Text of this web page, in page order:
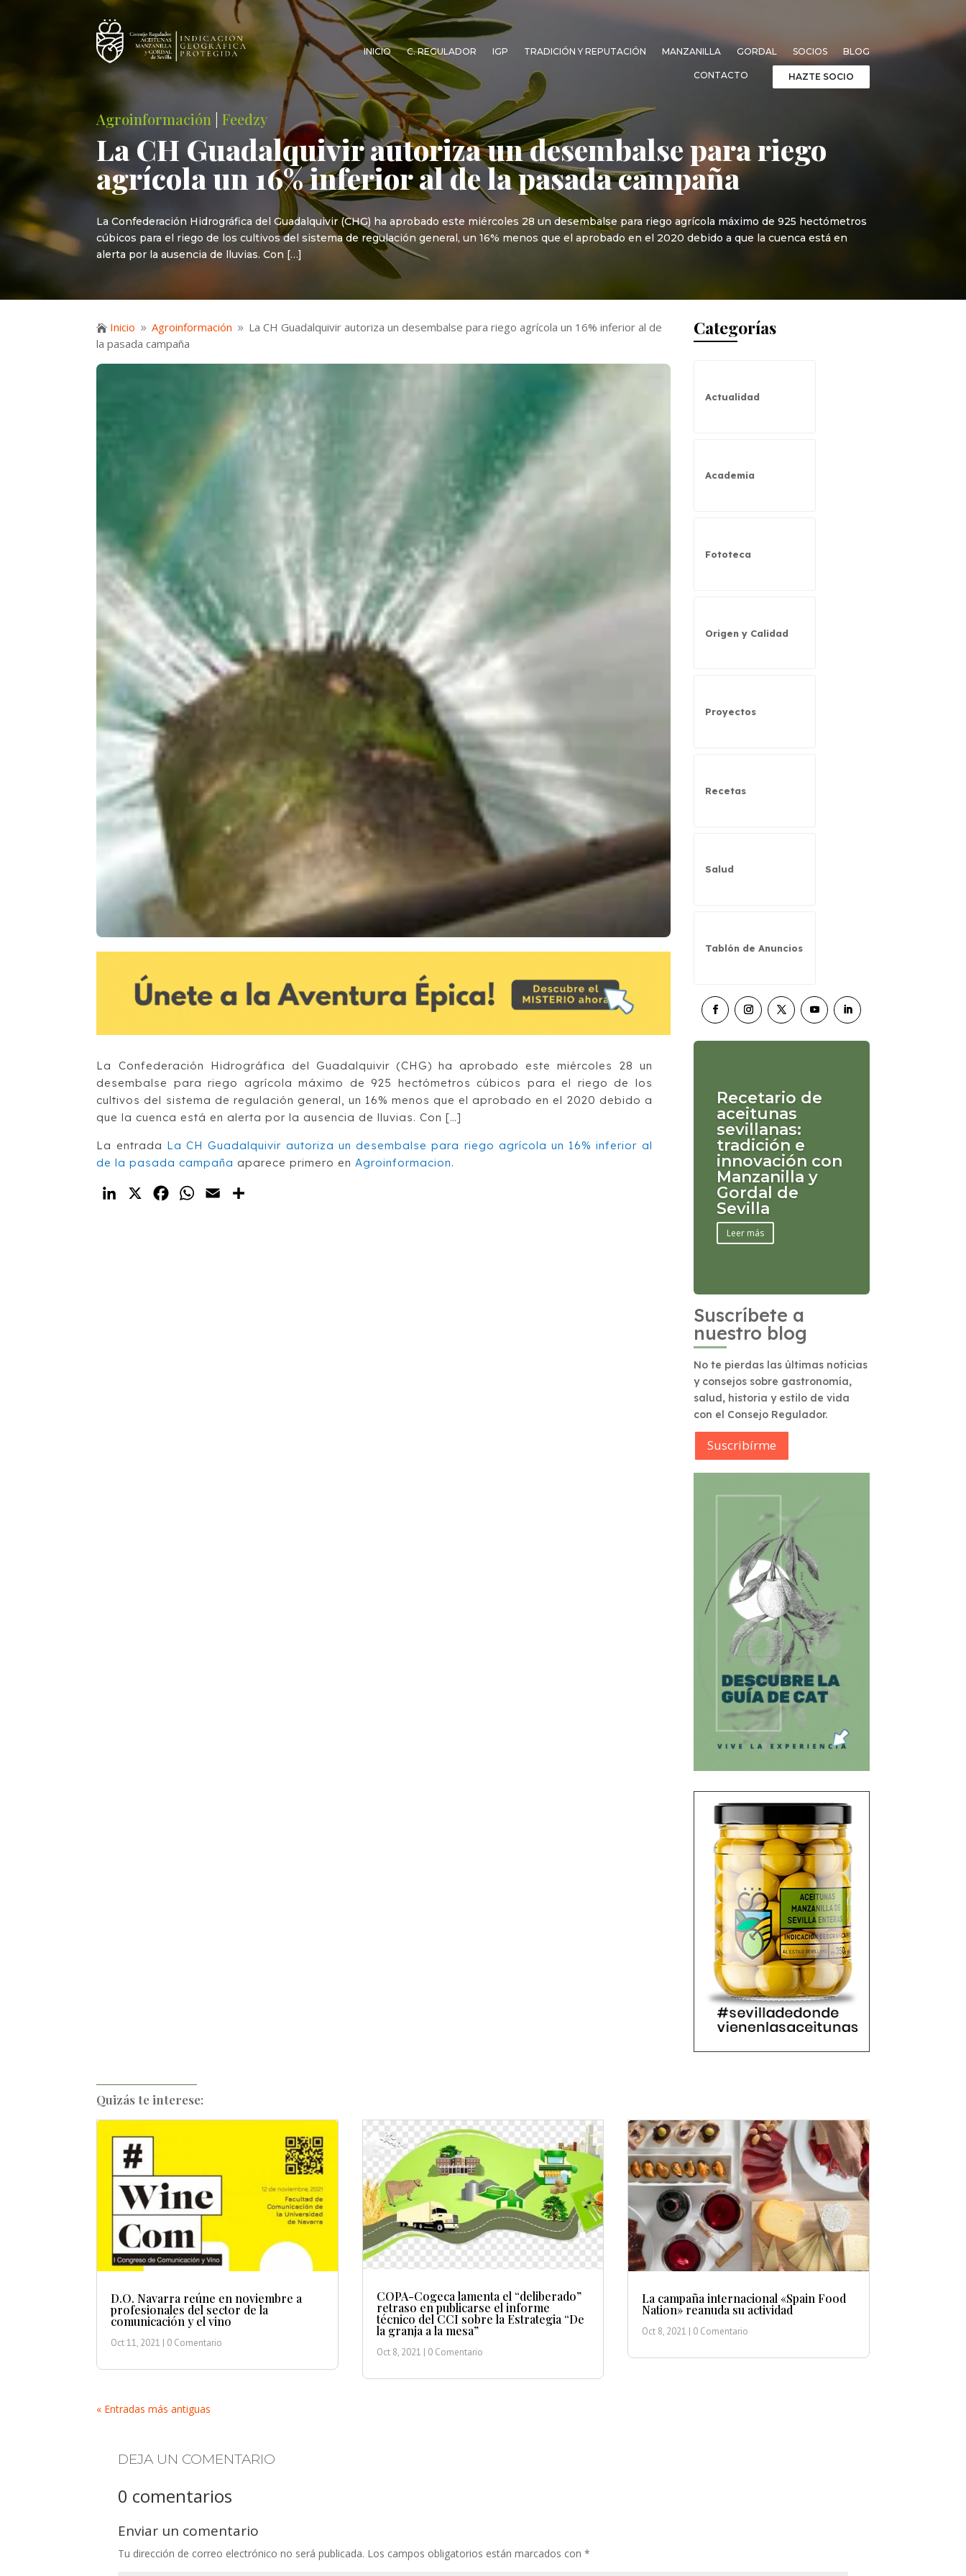
INICIO C. REGULADOR IGP TRADICIÓN Y REPUTACIÓN MANZANILLA GORDAL SOCIOS BLOG
CONTACTO HAZTE SOCIO
Agroinformación |Feedzy
La CH Guadalquivir autoriza un desembalse para riego
agrícola un 16% inferior al de la pasada campaña
La Confederación Hidrográfica del Guadalquivir (CHG) ha aprobado este miércoles 28 un desembalse para riego agrícola máximo de 925 hectómetros
cúbicos para el riego de los cultivos del sistema de regulación general, un 16% menos que el aprobado en el 2020 debido a que la cuenca está en
alerta por la ausencia de lluvias. Con […]
 Inicio 9 Agroinformación 9 La CH Guadalquivir autoriza un desembalse para riego agrícola un 16% inferior al de
la pasada campaña
La Confederación Hidrográfica del Guadalquivir (CHG) ha aprobado este miércoles 28 un
desembalse para riego agrícola máximo de 925 hectómetros cúbicos para el riego de los
cultivos del sistema de regulación general, un 16% menos que el aprobado en el 2020 debido a
que la cuenca está en alerta por la ausencia de lluvias. Con […]
La entrada La CH Guadalquivir autoriza un desembalse para riego agrícola un 16% inferior al
de la pasada campaña aparece primero en Agroinformacion.
LinkedIn
X FacebookWhatsApp
Email
Categorías
Actualidad
Academia
Fototeca
Origen y Calidad
Proyectos
Recetas
Salud
Tablón de Anuncios
Recetario de
aceitunas
sevillanas:
tradición e
innovación con
Manzanilla y
Gordal de
Sevilla
Leer más
Suscríbete a
nuestro blog
No te pierdas las últimas noticias
y consejos sobre gastronomía,
salud, historia y estilo de vida
con el Consejo Regulador.
Suscribírme
Quizás te interese:
D.O. Navarra reúne en noviembre a
profesionales del sector de la
comunicación y el vino
Oct 11, 2021 | 0 Comentario
COPA-Cogeca lamenta el “deliberado”
retraso en publicarse el informe
técnico del CCI sobre la Estrategia “De
la granja a la mesa”
Oct 8, 2021 | 0 Comentario
La campaña internacional «Spain Food
Nation» reanuda su actividad
Oct 8, 2021 | 0 Comentario
« Entradas más antiguas
DEJA UN COMENTARIO
0 comentarios
Enviar un comentario
Tu dirección de correo electrónico no será publicada. Los campos obligatorios están marcados con*